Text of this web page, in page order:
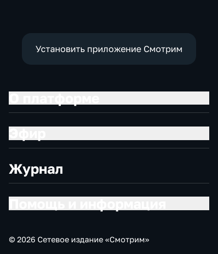
Установить приложение Смотрим
Журнал
© 2026 Сетевое издание «Смотрим»